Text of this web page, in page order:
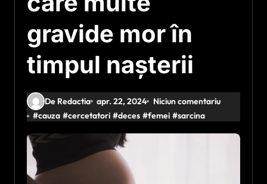
gravide mor în
timpul nașterii
De Redactia apr. 22, 2024
Niciun comentariu
#cauza #cercetatori #deces #femei #sarcina